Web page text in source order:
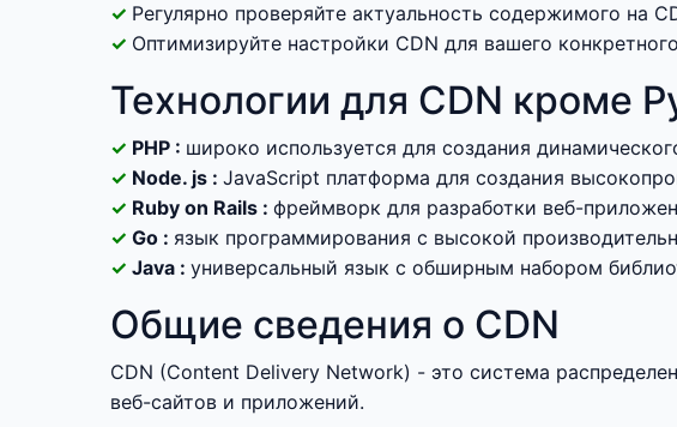
Регулярно проверяйте актуальность содержимого на
Оптимизируйте настройки CDN для вашего
Технологии для CDN кроме
PHP : широко используется для создания
Node. js : JavaScript платформа для создания
Ruby on Rails : фреймворк для разработки веб-
Go : язык программирования с высокой
Java : универсальный язык с обширным набором
Общие сведения о CDN
CDN (Content Delivery Network) - это система
веб-сайтов и приложений.